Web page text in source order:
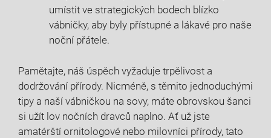
umístit ve strategických ‌bodech blízko
vábničky, aby byly přístupné a ⁤lákavé ‌pro naše
noční přátele.
Pamětajte,‌ náš úspěch vyžaduje trpělivost a​
dodržování přírody. ⁤Nicméně, s⁣ těmito jednoduchými
tipy⁣ a ​naší ⁤vábničkou na sovy, máte obrovskou šanci
si‌ užít lov nočních dravců⁤ naplno. Ať už ​jste
amatérští ornitologové nebo milovníci přírody, tato